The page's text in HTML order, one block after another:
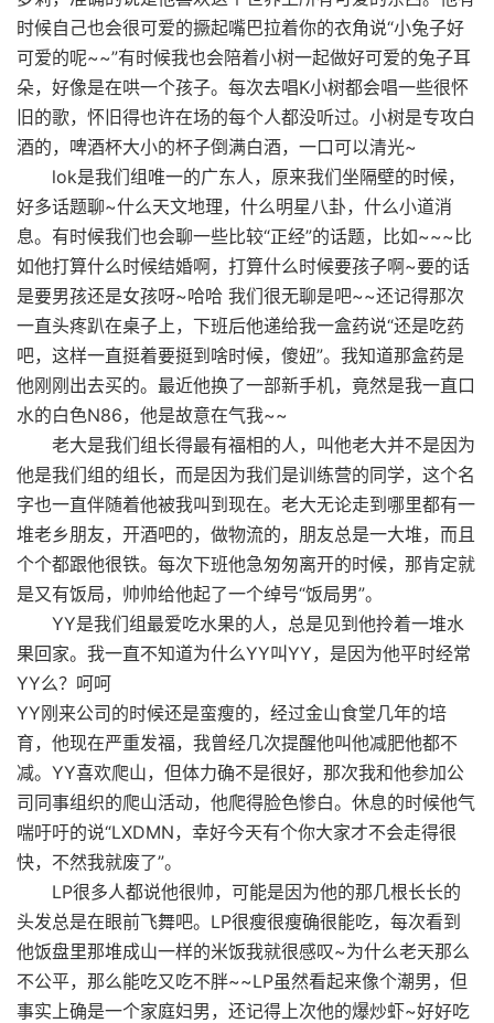
时候自己也会很可爱的撅起嘴巴拉着你的衣角说“小兔子好
可爱的呢~~”有时候我也会陪着小树一起做好可爱的兔子耳
朵，好像是在哄一个孩子。每次去唱K小树都会唱一些很怀
旧的歌，怀旧得也许在场的每个人都没听过。小树是专攻白
酒的，啤酒杯大小的杯子倒满白酒，一口可以清光~
lok是我们组唯一的广东人，原来我们坐隔壁的时候，
好多话题聊~什么天文地理，什么明星八卦，什么小道消
息。有时候我们也会聊一些比较“正经”的话题，比如~~~比
如他打算什么时候结婚啊，打算什么时候要孩子啊~要的话
是要男孩还是女孩呀~哈哈 我们很无聊是吧~~还记得那次
一直头疼趴在桌子上，下班后他递给我一盒药说“还是吃药
吧，这样一直挺着要挺到啥时候，傻妞”。我知道那盒药是
他刚刚出去买的。最近他换了一部新手机，竟然是我一直口
水的白色N86，他是故意在气我~~
老大是我们组长得最有福相的人，叫他老大并不是因为
他是我们组的组长，而是因为我们是训练营的同学，这个名
字也一直伴随着他被我叫到现在。老大无论走到哪里都有一
堆老乡朋友，开酒吧的，做物流的，朋友总是一大堆，而且
个个都跟他很铁。每次下班他急匆匆离开的时候，那肯定就
是又有饭局，帅帅给他起了一个绰号“饭局男”。
YY是我们组最爱吃水果的人，总是见到他拎着一堆水
果回家。我一直不知道为什么YY叫YY，是因为他平时经常
YY么？呵呵
YY刚来公司的时候还是蛮瘦的，经过金山食堂几年的培
育，他现在严重发福，我曾经几次提醒他叫他减肥他都不
减。YY喜欢爬山，但体力确不是很好，那次我和他参加公
司同事组织的爬山活动，他爬得脸色惨白。休息的时候他气
喘吁吁的说“LXDMN，幸好今天有个你大家才不会走得很
快，不然我就废了”。
LP很多人都说他很帅，可能是因为他的那几根长长的
头发总是在眼前飞舞吧。LP很瘦很瘦确很能吃，每次看到
他饭盘里那堆成山一样的米饭我就很感叹~为什么老天那么
不公平，那么能吃又吃不胖~~LP虽然看起来像个潮男，但
事实上确是一个家庭妇男，还记得上次他的爆炒虾~好好吃